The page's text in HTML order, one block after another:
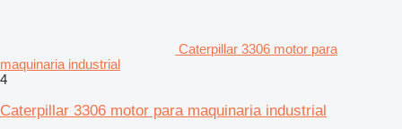
Caterpillar 3306 motor para
maquinaria industrial
4
Caterpillar 3306 motor para maquinaria industrial